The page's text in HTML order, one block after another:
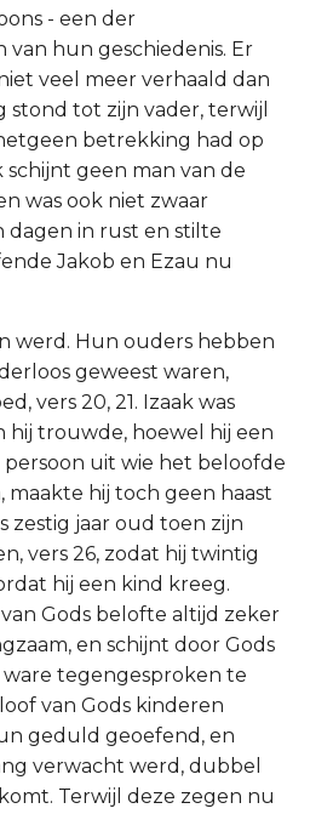
- een der
hun geschiedenis. Er
veel meer verhaald dan
tot zijn vader, terwijl
betrekking had op
schijnt geen man van de
was ook niet zwaar
dagen in rust en stilte
Jakob en Ezau nu
werd. Hun ouders hebben
geweest waren,
vers 20, 21. Izaak was
hij trouwde, hoewel hij een
persoon uit wie het beloofde
maakte hij toch geen haast
zestig jaar oud toen zijn
vers 26, zodat hij twintig
hij een kind kreeg.
Gods belofte altijd zeker
en schijnt door Gods
tegengesproken te
van Gods kinderen
geduld geoefend, en
verwacht werd, dubbel
Terwijl deze zegen nu